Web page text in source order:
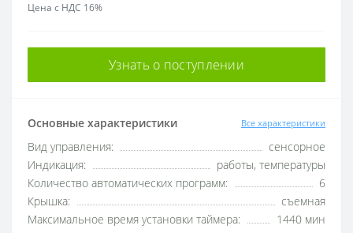
Цена с НДС 16%
Узнать о поступлении
Основные характеристики Все характеристики
Вид управления:
сенсорное
Индикация:
работы, температуры
Количество автоматических программ:
6
Крышка:
съемная
Максимальное время установки таймера:
1440 мин